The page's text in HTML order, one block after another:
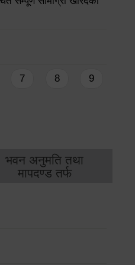
7 8
9
भवन अनुमति तथा
मापदण्ड तर्फ